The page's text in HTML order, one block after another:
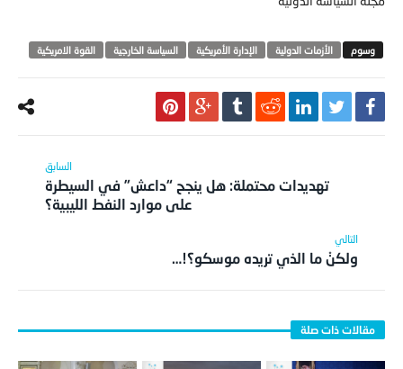
تهديدات محتملة: هل ينجح “داعش” في السيطرة
على موارد النفط الليبية؟
ولكنْ ما الذي تريده موسكو؟!…